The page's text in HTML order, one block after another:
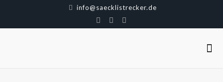
info@saecklistrecker.de